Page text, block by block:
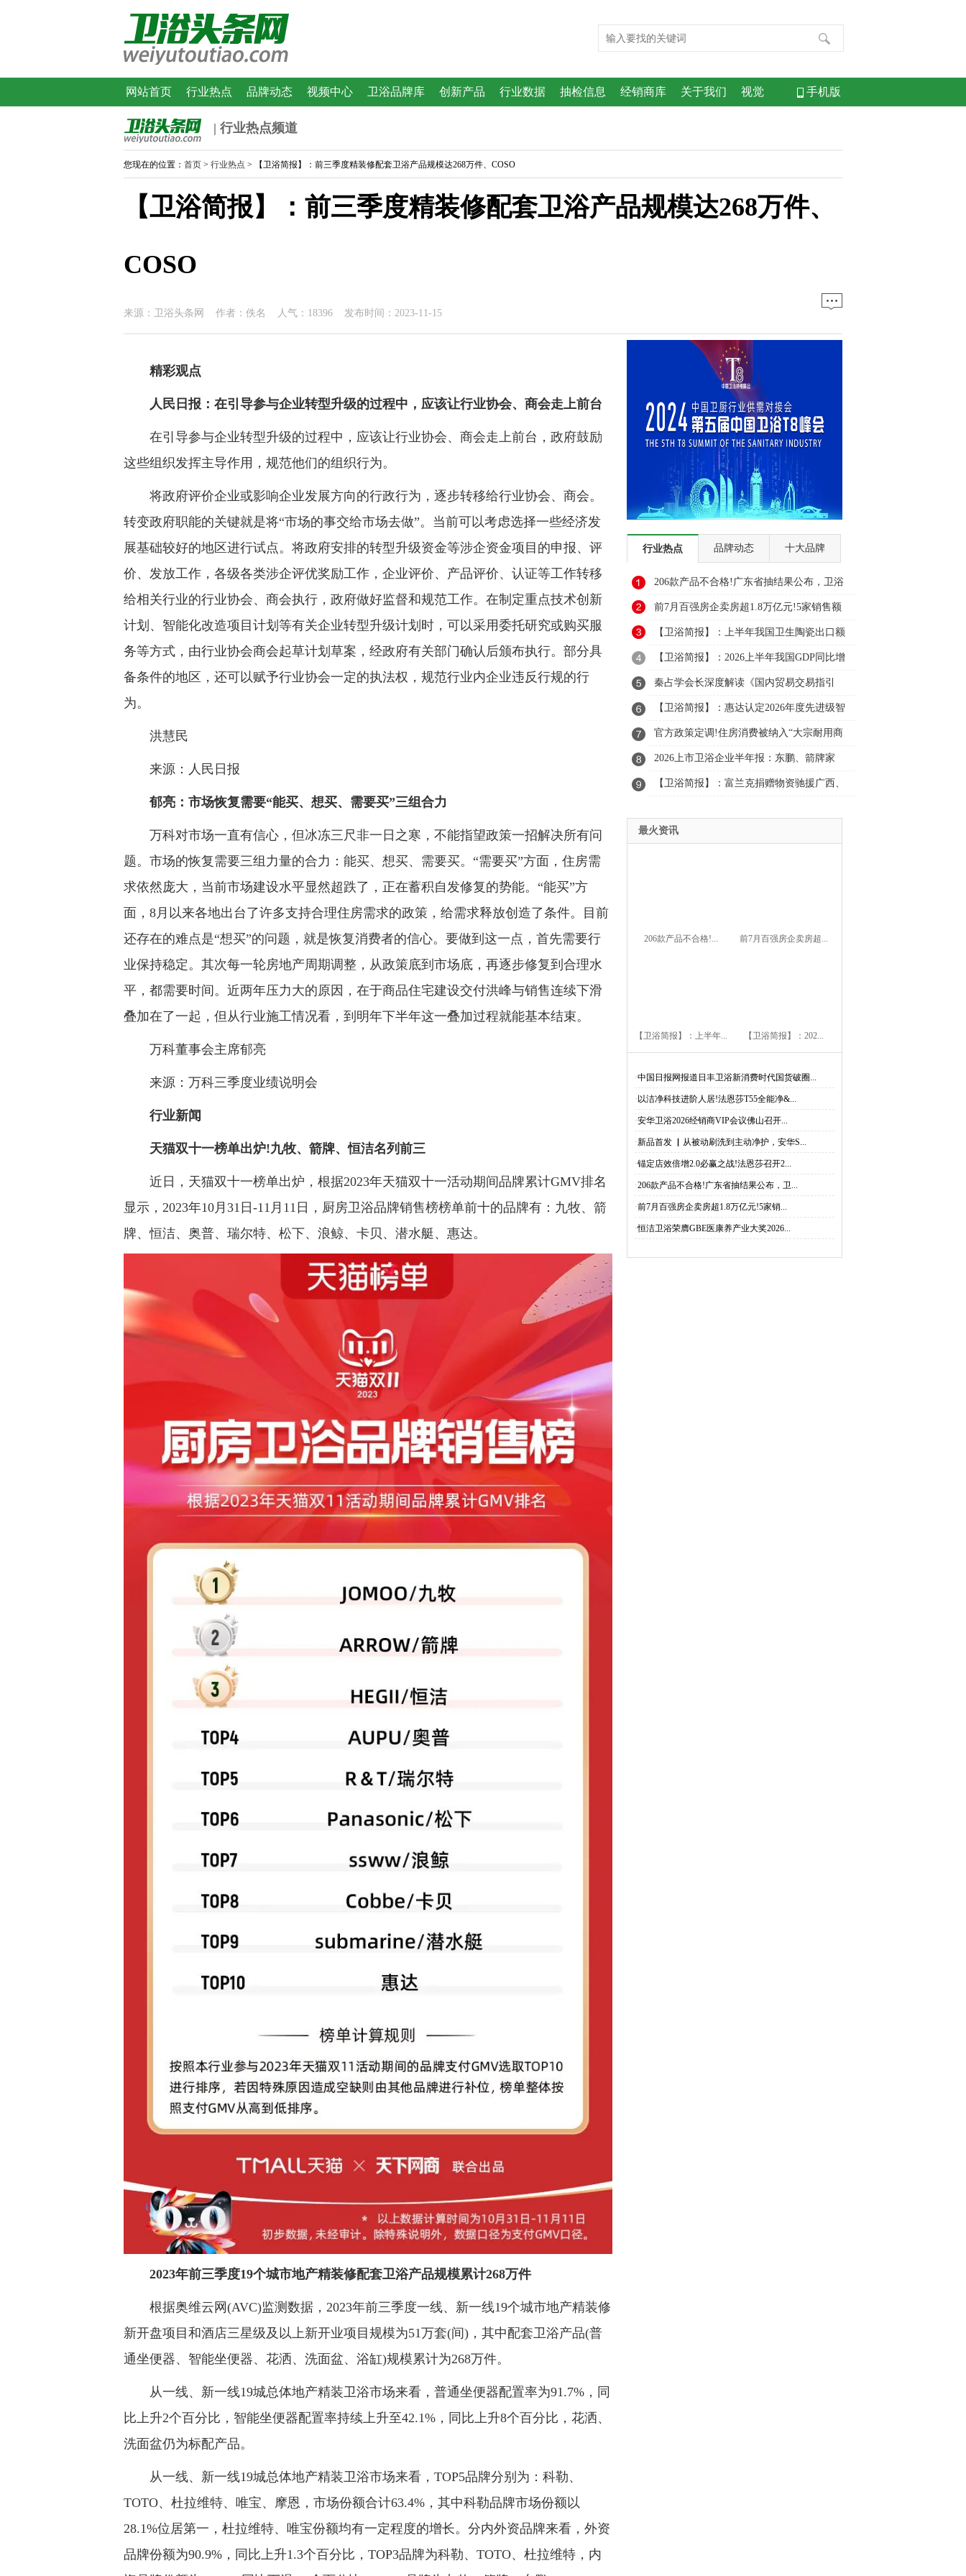
网站首页 行业热点 品牌动态 视频中心 卫浴品牌库 创新产品 行业数据 抽检信息 经销商库 关于我们 视觉 手机版
| 行业热点频道
您现在的位置： 首页 > 行业热点 > 【卫浴简报】：前三季度精装修配套卫浴产品规模达268万件、COSO
【卫浴简报】：前三季度精装修配套卫浴产品规模达268万件、
COSO
来源：卫浴头条网 作者：佚名 人气：18396 发布时间：2023-11-15
精彩观点
人民日报：在引导参与企业转型升级的过程中，应该让行业协会、商会走上前台
在引导参与企业转型升级的过程中，应该让行业协会、商会走上前台，政府鼓励
这些组织发挥主导作用，规范他们的组织行为。
将政府评价企业或影响企业发展方向的行政行为，逐步转移给行业协会、商会。
转变政府职能的关键就是将“市场的事交给市场去做”。当前可以考虑选择一些经济发
展基础较好的地区进行试点。将政府安排的转型升级资金等涉企资金项目的申报、评
价、发放工作，各级各类涉企评优奖励工作，企业评价、产品评价、认证等工作转移
给相关行业的行业协会、商会执行，政府做好监督和规范工作。在制定重点技术创新
计划、智能化改造项目计划等有关企业转型升级计划时，可以采用委托研究或购买服
务等方式，由行业协会商会起草计划草案，经政府有关部门确认后颁布执行。部分具
备条件的地区，还可以赋予行业协会一定的执法权，规范行业内企业违反行规的行
为。
洪慧民
来源：人民日报
郁亮：市场恢复需要“能买、想买、需要买”三组合力
万科对市场一直有信心，但冰冻三尺非一日之寒，不能指望政策一招解决所有问
题。市场的恢复需要三组力量的合力：能买、想买、需要买。“需要买”方面，住房需
求依然庞大，当前市场建设水平显然超跌了，正在蓄积自发修复的势能。“能买”方
面，8月以来各地出台了许多支持合理住房需求的政策，给需求释放创造了条件。目前
还存在的难点是“想买”的问题，就是恢复消费者的信心。要做到这一点，首先需要行
业保持稳定。其次每一轮房地产周期调整，从政策底到市场底，再逐步修复到合理水
平，都需要时间。近两年压力大的原因，在于商品住宅建设交付洪峰与销售连续下滑
叠加在了一起，但从行业施工情况看，到明年下半年这一叠加过程就能基本结束。
万科董事会主席郁亮
来源：万科三季度业绩说明会
行业新闻
天猫双十一榜单出炉!九牧、箭牌、恒洁名列前三
近日，天猫双十一榜单出炉，根据2023年天猫双十一活动期间品牌累计GMV排名
显示，2023年10月31日-11月11日，厨房卫浴品牌销售榜榜单前十的品牌有：九牧、箭
牌、恒洁、奥普、瑞尔特、松下、浪鲸、卡贝、潜水艇、惠达。
2023年前三季度19个城市地产精装修配套卫浴产品规模累计268万件
根据奥维云网(AVC)监测数据，2023年前三季度一线、新一线19个城市地产精装修
新开盘项目和酒店三星级及以上新开业项目规模为51万套(间)，其中配套卫浴产品(普
通坐便器、智能坐便器、花洒、洗面盆、浴缸)规模累计为268万件。
从一线、新一线19城总体地产精装卫浴市场来看，普通坐便器配置率为91.7%，同
比上升2个百分比，智能坐便器配置率持续上升至42.1%，同比上升8个百分比，花洒、
洗面盆仍为标配产品。
从一线、新一线19城总体地产精装卫浴市场来看，TOP5品牌分别为：科勒、
TOTO、杜拉维特、唯宝、摩恩，市场份额合计63.4%，其中科勒品牌市场份额以
28.1%位居第一，杜拉维特、唯宝份额均有一定程度的增长。分内外资品牌来看，外资
品牌份额为90.9%，同比上升1.3个百分比，TOP3品牌为科勒、TOTO、杜拉维特，内
行业热点 品牌动态 十大品牌
206款产品不合格!广东省抽结果公布，卫浴
多品类上榜
前7月百强房企卖房超1.8万亿元!5家销售额
超千亿元
【卫浴简报】：上半年我国卫生陶瓷出口额
大幅下降3成、悍高、大白......
【卫浴简报】：2026上半年我国GDP同比增
长4.7%！安华、埃飞灵...
秦占学会长深度解读《国内贸易交易指引
（试行）》
【卫浴简报】：惠达认定2026年度先进级智
能工厂、鹰卫浴、日丰……
官方政策定调!住房消费被纳入“大宗耐用商
品”首位
2026上市卫浴企业半年报：东鹏、箭牌家
居、惠达、帝欧……
【卫浴简报】：富兰克捐赠物资驰援广西、
岛、COSO、科勒、松下......
最火资讯
206款产品不合格!... 前7月百强房企卖房超...
【卫浴简报】：上半年... 【卫浴简报】：202...
·中国日报网报道日丰卫浴新消费时代国货破圈...
· 以洁净科技进阶人居!法恩莎T55全能净&...
·安华卫浴2026经销商VIP会议佛山召开...
·新品首发 ▏从被动刷洗到主动净护，安华S...
·锚定店效倍增2.0必赢之战!法恩莎召开2...
·206款产品不合格!广东省抽结果公布，卫...
·前7月百强房企卖房超1.8万亿元!5家销...
·恒洁卫浴荣膺GBE医康养产业大奖2026...